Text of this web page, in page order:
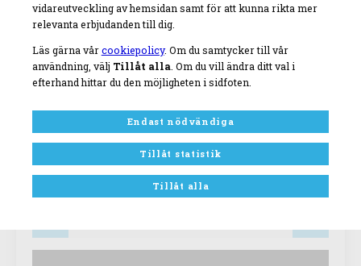
vidareutveckling av hemsidan samt för att kunna rikta mer
relevanta erbjudanden till dig.
Läs gärna vårcookiepolicy. Om du samtycker till vår
användning, välj Tillåt alla. Om du vill ändra ditt val i
efterhand hittar du den möjligheten i sidfoten.
Endast nödvändiga
Tillåt statistik
Tillåt alla